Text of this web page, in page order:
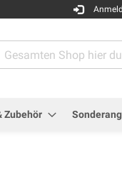
Zubehör